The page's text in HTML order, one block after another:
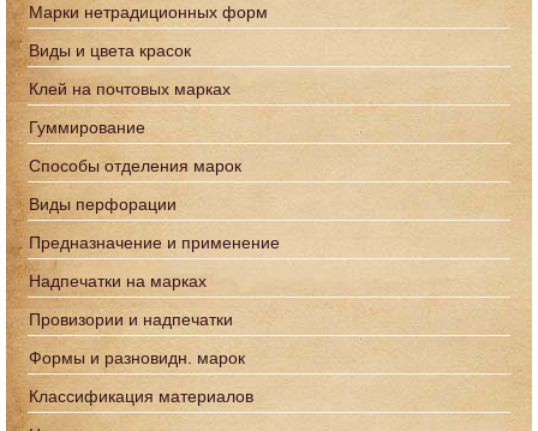
Марки нетрадиционных форм
Виды и цвета красок
Клей на почтовых марках
Гуммирование
Способы отделения марок
Виды перфорации
Предназначение и применение
Надпечатки на марках
Провизории и надпечатки
Формы и разновидн. марок
Классификация материалов